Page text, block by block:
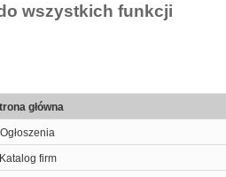
wszystkich funkcji
główna
Ogłoszenia
Katalog firm